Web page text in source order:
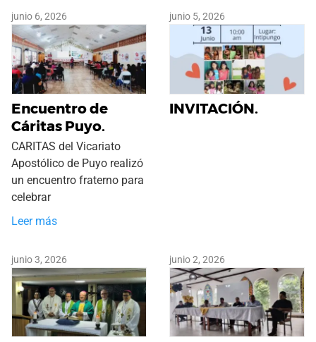
junio 6, 2026
Encuentro de
Cáritas Puyo.
CARITAS del Vicariato
Apostólico de Puyo realizó
un encuentro fraterno para
celebrar
Leer más
junio 5, 2026
INVITACIÓN.
junio 3, 2026 junio 2, 2026